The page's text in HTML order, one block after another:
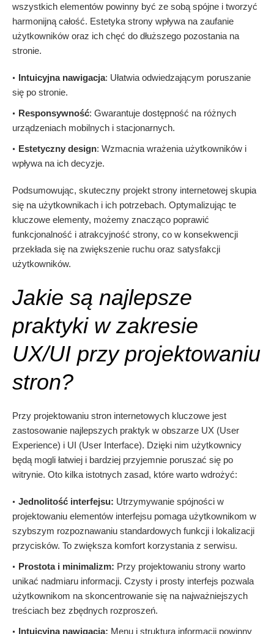
wszystkich elementów powinny być ze sobą spójne i tworzyć
harmonijną całość. Estetyka strony wpływa na zaufanie
użytkowników oraz ich chęć do dłuższego pozostania na
stronie.
Intuicyjna nawigacja: Ułatwia odwiedzającym poruszanie
się po stronie.
Responsywność: Gwarantuje dostępność na różnych
urządzeniach mobilnych i stacjonarnych.
Estetyczny design: Wzmacnia wrażenia użytkowników i
wpływa na ich decyzje.
Podsumowując, skuteczny projekt strony internetowej skupia
się na użytkownikach i ich potrzebach. Optymalizując te
kluczowe elementy, możemy znacząco poprawić
funkcjonalność i atrakcyjność strony, co w konsekwencji
przekłada się na zwiększenie ruchu oraz satysfakcji
użytkowników.
Jakie są najlepsze
praktyki w zakresie
UX/UI przy projektowaniu
stron?
Przy projektowaniu stron internetowych kluczowe jest
zastosowanie najlepszych praktyk w obszarze UX (User
Experience) i UI (User Interface). Dzięki nim użytkownicy
będą mogli łatwiej i bardziej przyjemnie poruszać się po
witrynie. Oto kilka istotnych zasad, które warto wdrożyć:
Jednolitość interfejsu: Utrzymywanie spójności w
projektowaniu elementów interfejsu pomaga użytkownikom w
szybszym rozpoznawaniu standardowych funkcji i lokalizacji
przycisków. To zwiększa komfort korzystania z serwisu.
Prostota i minimalizm: Przy projektowaniu strony warto
unikać nadmiaru informacji. Czysty i prosty interfejs pozwala
użytkownikom na skoncentrowanie się na najważniejszych
treściach bez zbędnych rozproszeń.
Intuicyjna nawigacja: Menu i struktura informacji powinny